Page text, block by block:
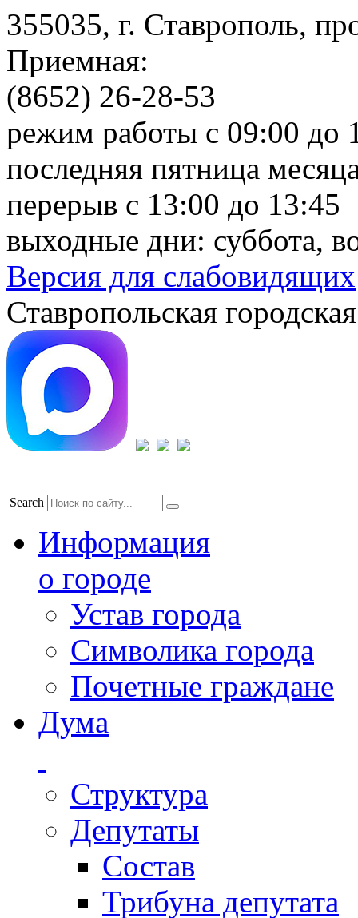
355035, г. Ставрополь,
Приемная:
(8652) 26-28-53
режим работы с 09:00 до
последняя пятница
перерыв с 13:00 до 13:45
выходные дни: суббота,
Версия для слабовидящих
Ставропольская
Search
Информация
о городе
Устав города
Символика города
Почетные граждане
Дума
Структура
Депутаты
Состав
Трибуна депутата